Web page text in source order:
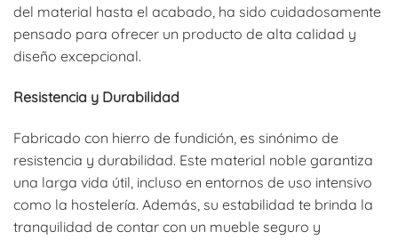
del material hasta el acabado, ha sido cuidadosamente
pensado para ofrecer un producto de alta calidad y
diseño excepcional.
Resistencia y Durabilidad
Fabricado con hierro de fundición, es sinónimo de
resistencia y durabilidad. Este material noble garantiza
una larga vida útil, incluso en entornos de uso intensivo
como la hostelería. Además, su estabilidad te brinda la
tranquilidad de contar con un mueble seguro y